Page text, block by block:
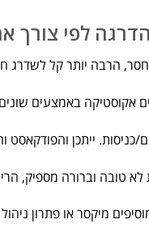
לפי צורך
הרבה יותר קל לשדרג
אקוסטיקה באמצעים
כניסות. ייתכן
טובה וברורה מספיק,
מיקסר או פתרון